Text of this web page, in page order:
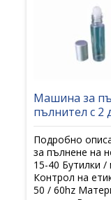
Машина за
пълнител с 2
Подробно
за пълнене на
15-40 Бутилки
Контрол на
50 / 60hz